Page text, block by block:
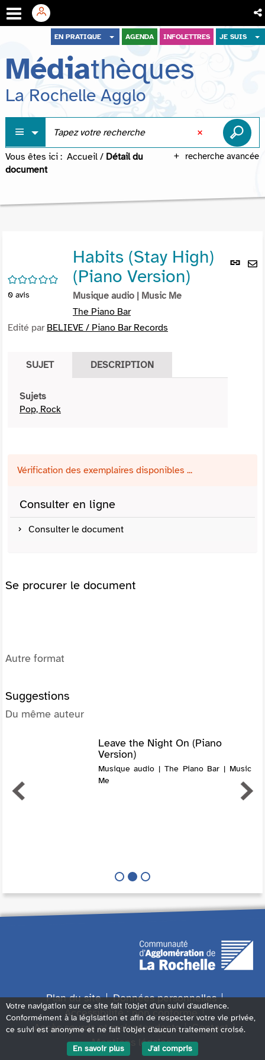
menu
contenu
recherche
EN PRATIQUE AGENDA INFOLETTRES JE SUIS
Médiathèques
La Rochelle Agglo
recherche avancée
Vous êtes ici : Accueil / Détail du
document
Lien
/5
0 avis
Habits (Stay High)
(Piano Version)
Musique audio | Music Me
The Piano Bar
Edité par BELIEVE / Piano Bar Records
SUJET DESCRIPTION
Sujets
Pop, Rock
Vérification des exemplaires disponibles ...
Consulter en ligne
Consulter le document
Se procurer le document
Autre format
Suggestions
Du même auteur
Leave the Night On (Piano
Version)
Musique audio | The Piano Bar | Music
Me
Plan du site
Données personnelles
Accessibilité : non conforme
Accès sourds et malentendants
Contact
Mentions légales
Votre navigation sur ce site fait l'objet d'un suivi d'audience.
Conformément à la législation et afin de respecter votre vie privée,
ce suivi est anonyme et ne fait l'objet d'aucun traitement croisé.
En savoir plus
J'ai compris